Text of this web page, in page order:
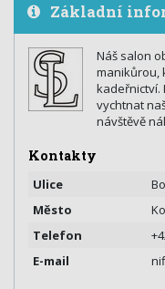
Základní
Náš salon
manikůrou,
kadeřnictví.
vychtnat
návštěvě
Kontakty
Ulice
Město
Telefon
E-mail